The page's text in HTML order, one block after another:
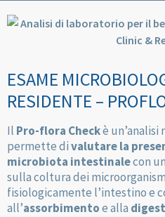
ESAME
RESIDENTE –
Il Pro-flora Checkè
permette divalutare la
microbiota intestinalecon
sulla coltura dei
fisiologicamente l’intestino e
all’assorbimentoe alla